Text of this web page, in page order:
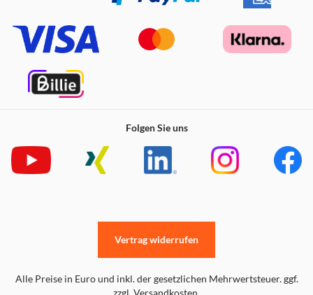
Folgen Sie uns
Alle Preise in Euro und inkl. der gesetzlichen Mehrwertsteuer. ggf.
zzgl. Versandkosten.
Vertrag widerrufen